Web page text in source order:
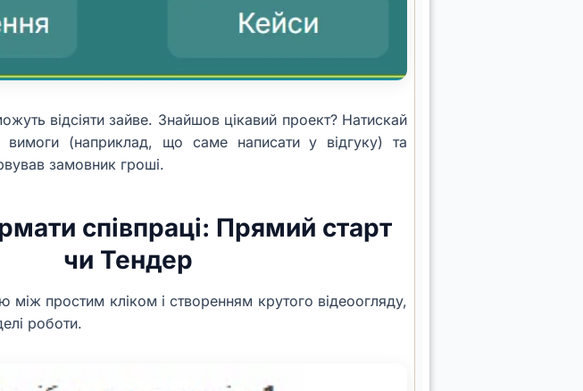
відсіяти зайве. Знайшов цікавий проект? Натискай
вимоги (наприклад, що саме написати у відгуку) та
замовник гроші.
співпраці: Прямий старт
чи Тендер
між простим кліком і створенням крутого відеоогляду,
роботи.